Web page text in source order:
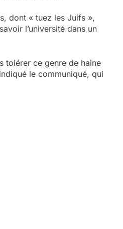
dont « tuez les Juifs »,
l’université dans un
tolérer ce genre de haine
le communiqué, qui